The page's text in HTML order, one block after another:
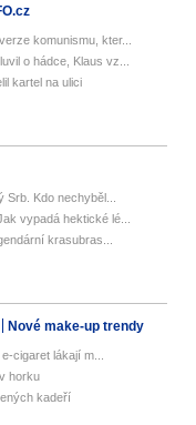
komunismu, kter...
o hádce, Klaus vz...
kartel na ulici
Kdo nechyběl...
vypadá hektické lé...
krasubras...
Nové make-up trendy
cigaret lákají m...
horku
kadeří